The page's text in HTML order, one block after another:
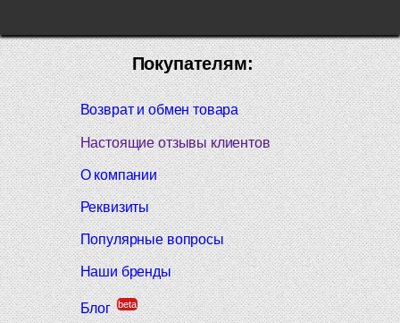
Покупателям:
Возврат и обмен товара
Настоящие отзывы клиентов
О компании
Реквизиты
Популярные вопросы
Наши бренды
Блог beta